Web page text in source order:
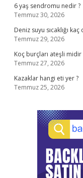
6 yaş sendromu nedir ?
Temmuz 30, 2026
Deniz suyu sıcaklığı
Temmuz 29, 2026
Koç burçları ateşli midir
Temmuz 27, 2026
Kazaklar hangi eti yer ?
Temmuz 25, 2026